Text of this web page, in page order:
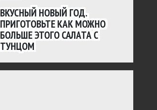
ВКУСНЫЙ НОВЫЙ ГОД.
ПРИГОТОВЬТЕ КАК МОЖНО
БОЛЬШЕ ЭТОГО САЛАТА С
ТУНЦОМ